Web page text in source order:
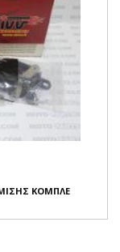
ΚΟΜΠΛΕ